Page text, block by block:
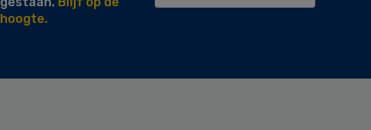
hoogte.